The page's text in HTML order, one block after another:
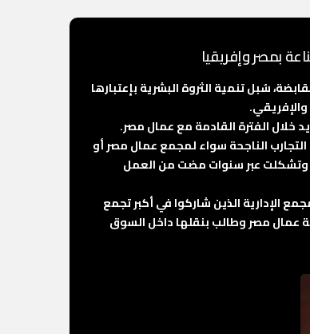
بمصر وإفريقيا
سٌبل تنمية الثروة البشرية بإعتبارها
خلال الفترة القادمة مع عمال مصر.
الناجحة سواء لمجمع عمال مصر أو
وتشكلت عبر سنوات مضت من العمل
الإدارية الذين شاركوا في أكبر تجمع
عمال مصر وطالب بنقلها داخل السوق